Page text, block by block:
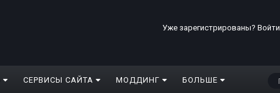
Уже зарегистрированы? Войти
СЕРВИСЫ САЙТА МОДДИНГ БОЛЬШЕ